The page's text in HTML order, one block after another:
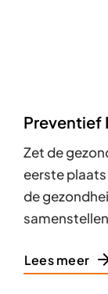
Preventief
Zet de
eerste
de
Lees meer